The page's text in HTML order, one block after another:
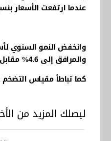
عندما ارتفعت الأسعار بنسبة 2.7%، وفق وكالة الأنباء
والمرافق إلى 4.6% مقابل 4.8%، وتسارع نمو أسعار النقل بشكل طفيف إلى 1.1% مقابل 1%.
كما تباطأ مقياس التضخم داخل الاتحاد الأوروبي
ليصلك المزيد من